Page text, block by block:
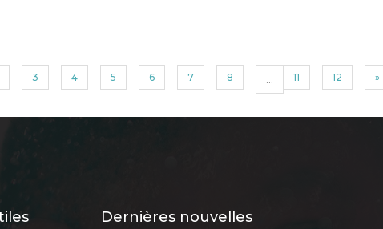
3 4 5 6 7 8 ... 11 12 »
Dernières nouvelles